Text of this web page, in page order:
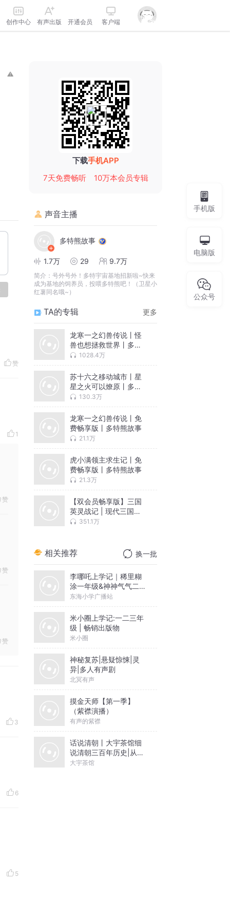
创作中心 有声出版 开通会员 客户端
赞
1
赞
赞
赞
3
6
5
下载手机APP
7天免费畅听
10万本会员专辑
声音主播
多特熊故事
1.7万 29 9.7万
简介： 号外号外！多特宇宙基地招新啦~快来
成为基地的饲养员，投喂多特熊吧！（卫星小
红薯同名哦~）
TA的专辑 更多
龙寒一之幻兽传说丨怪
兽也想拯救世界丨多特
熊故事
1028.4万
苏十六之移动城市丨星
星之火可以燎原丨多特
熊故事
130.3万
龙寒一之幻兽传说丨免
费畅享版丨多特熊故事
21.1万
虎小满领主求生记丨免
费畅享版丨多特熊故事
21.3万
【双会员畅享版】三国
英灵战记 | 现代三国冒
险 | 多特熊
351.1万
相关推荐 换一批
李哪吒上学记｜稀里糊
涂一年级&神神气气二年
级
东海小学广播站
米小圈上学记:一二三年
级 | 畅销出版物
米小圈
神秘复苏|悬疑惊悚|灵
异|多人有声剧
北冥有声
摸金天师【第一季】
（紫襟演播）
有声的紫襟
话说清朝丨大宇茶馆细
说清朝三百年历史|从努
尔哈赤到末代皇帝溥仪|
大宇茶馆
手机版
电脑版
公众号